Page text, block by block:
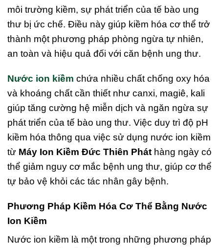
môi trường kiềm, sự phát triển của tế bào ung
thư bị ức chế. Điều này giúp kiềm hóa cơ thể trở
thành một phương pháp phòng ngừa tự nhiên,
an toàn và hiệu quả đối với căn bệnh ung thư.
Nước ion kiềm chứa nhiều chất chống oxy hóa
và khoáng chất cần thiết như canxi, magiê, kali
giúp tăng cường hệ miễn dịch và ngăn ngừa sự
phát triển của tế bào ung thư. Việc duy trì độ pH
kiềm hóa thông qua việc sử dụng nước ion kiềm
từ Máy Ion Kiềm Đức Thiên Phát hàng ngày có
thể giảm nguy cơ mắc bệnh ung thư, giúp cơ thể
tự bảo vệ khỏi các tác nhân gây bệnh.
Phương Pháp Kiềm Hóa Cơ Thể Bằng Nước
Ion Kiềm
Nước ion kiềm là một trong những phương pháp